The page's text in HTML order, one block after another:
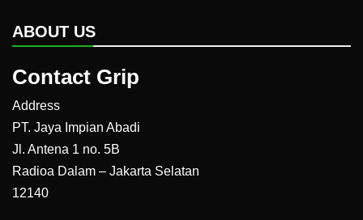
ABOUT US
Contact Grip
Address
PT. Jaya Impian Abadi
Jl. Antena 1 no. 5B
Radioa Dalam – Jakarta Selatan
12140